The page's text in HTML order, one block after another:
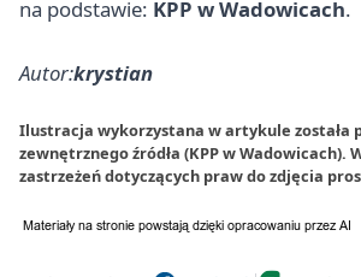
na podstawie: KPP w Wadowicach.
Autor:krystian
Ilustracja wykorzystana w artykule została
zewnętrznego źródła (KPP w Wadowicach).
zastrzeżeń dotyczących praw do zdjęcia